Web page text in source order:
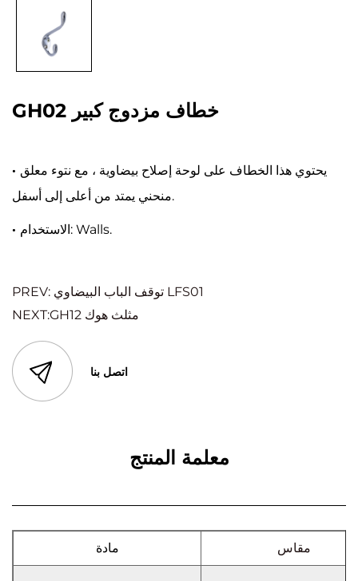
GH02 خطاف مزدوج كبير
· يحتوي هذا الخطاف على لوحة إصلاح بيضاوية ، مع نتوء معلق
منحني يمتد من أعلى إلى أسفل.
· الاستخدام: Walls.
PREV: توقف الباب البيضاوي LFS01
NEXT:GH12 مثلث هوك
اتصل بنا
معلمة المنتج
مادة مقاس